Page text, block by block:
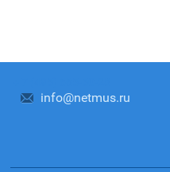
info@netmus.ru